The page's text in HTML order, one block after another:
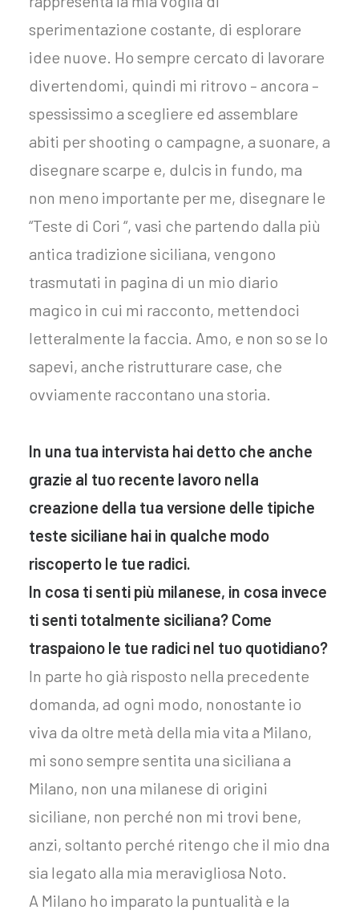
sperimentazione costante, di esplorare
idee nuove. Ho sempre cercato di lavorare
divertendomi, quindi mi ritrovo – ancora –
spessissimo a scegliere ed assemblare
abiti per shooting o campagne, a suonare, a
disegnare scarpe e, dulcis in fundo, ma
non meno importante per me, disegnare le
“Teste di Cori “, vasi che partendo dalla più
antica tradizione siciliana, vengono
trasmutati in pagina di un mio diario
magico in cui mi racconto, mettendoci
letteralmente la faccia. Amo, e non so se lo
sapevi, anche ristrutturare case, che
ovviamente raccontano una storia.
In una tua intervista hai detto che anche
grazie al tuo recente lavoro nella
creazione della tua versione delle tipiche
teste siciliane hai in qualche modo
riscoperto le tue radici.
In cosa ti senti più milanese, in cosa invece
ti senti totalmente siciliana? Come
traspaiono le tue radici nel tuo quotidiano?
In parte ho già risposto nella precedente
domanda, ad ogni modo, nonostante io
viva da oltre metà della mia vita a Milano,
mi sono sempre sentita una siciliana a
Milano, non una milanese di origini
siciliane, non perché non mi trovi bene,
anzi, soltanto perché ritengo che il mio dna
sia legato alla mia meravigliosa Noto.
A Milano ho imparato la puntualità e la